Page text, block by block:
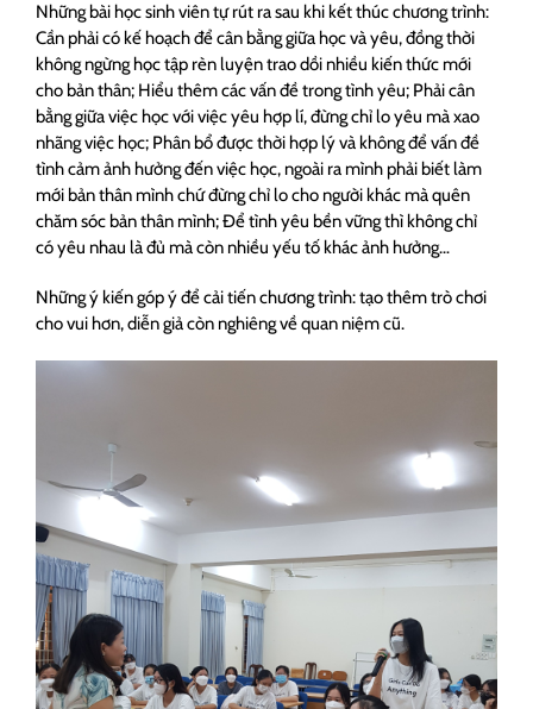
Những bài học sinh viên tự rút ra sau khi kết thúc chương trình:
Cần phải có kế hoạch để cân bằng giữa học và yêu, đồng thời
không ngừng học tập rèn luyện trao dồi nhiều kiến thức mới
cho bản thân; Hiểu thêm các vấn đề trong tình yêu; Phải cân
bằng giữa việc học với việc yêu hợp lí, đừng chỉ lo yêu mà xao
nhãng việc học; Phân bổ được thời hợp lý và không để vấn đề
tình cảm ảnh hưởng đến việc học, ngoài ra mình phải biết làm
mới bản thân mình chứ đừng chỉ lo cho người khác mà quên
chăm sóc bản thân mình; Để tình yêu bền vững thì không chỉ
có yêu nhau là đủ mà còn nhiều yếu tố khác ảnh hưởng…
Những ý kiến góp ý để cải tiến chương trình: tạo thêm trò chơi
cho vui hơn, diễn giả còn nghiêng về quan niệm cũ.